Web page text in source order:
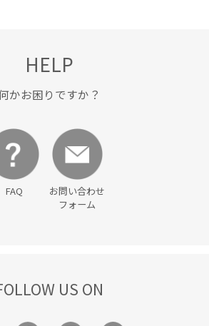
HELP
かお困りですか？
FAQ
お問い合わせ
フォーム
US ON